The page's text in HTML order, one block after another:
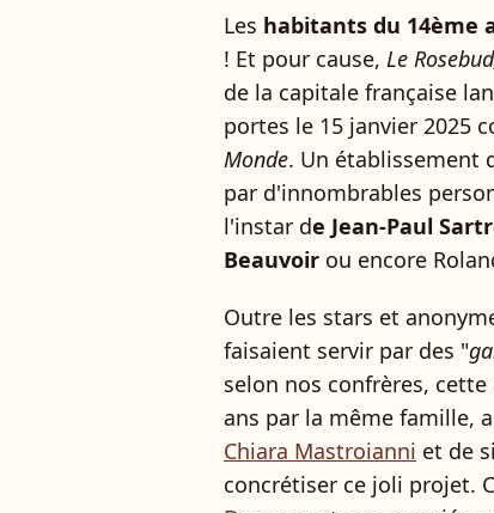
Les habitants du 14ème
! Et pour cause, Le
de la capitale française
portes le 15 janvier 2025
Monde. Un établissement
par d'innombrables
l'instar de Jean-Paul
Beauvoir ou encore
Outre les stars et
faisaient servir par des "
selon nos confrères,
ans par la même famille,
Chiara Mastroianni et de
concrétiser ce joli projet.